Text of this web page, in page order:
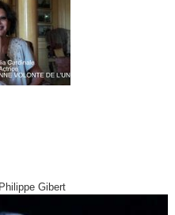
Gibert